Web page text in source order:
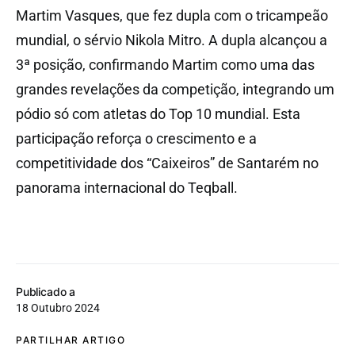
Publicado a
18 Outubro 2024
PARTILHAR ARTIGO
Martim Vasques, que fez dupla com o tricampeão
mundial, o sérvio Nikola Mitro. A dupla alcançou a
3ª posição, confirmando Martim como uma das
grandes revelações da competição, integrando um
pódio só com atletas do Top 10 mundial. Esta
participação reforça o crescimento e a
competitividade dos “Caixeiros” de Santarém no
panorama internacional do Teqball.